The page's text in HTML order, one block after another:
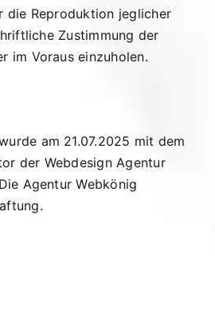
die Reproduktion jeglicher
Zustimmung der
im Voraus einzuholen.
am 21.07.2025 mit dem
der Webdesign Agentur
Agentur Webkönig